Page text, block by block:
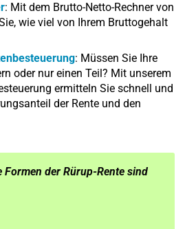
: Mit dem Brutto-Netto-Rechner von
wie viel von Ihrem Bruttogehalt
: Müssen Sie Ihre
oder nur einen Teil? Mit unserem
ermitteln Sie schnell und
der Rente und den
Formen der Rürup-Rente sind